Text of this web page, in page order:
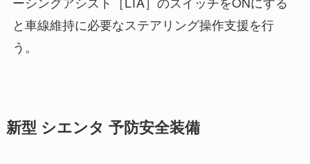
と車線維持に必要なステアリング操作支援を行
う。
新型 シエンタ 予防安全装備